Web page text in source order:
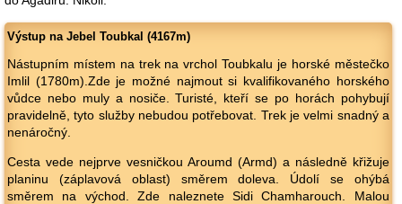
Výstup na Jebel Toubkal (4167m)
Nástupním místem na trek na vrchol Toubkalu je horské městečko
Imlil (1780m).Zde je možné najmout si kvalifikovaného horského
vůdce nebo muly a nosiče. Turisté, kteří se po horách pohybují
pravidelně, tyto služby nebudou potřebovat. Trek je velmi snadný a
nenáročný.
Cesta vede nejprve vesničkou Aroumd (Armd) a následně křižuje
planinu (záplavová oblast) směrem doleva. Údolí se ohýbá
směrem na východ. Zde naleznete Sidi Chamharouch. Malou